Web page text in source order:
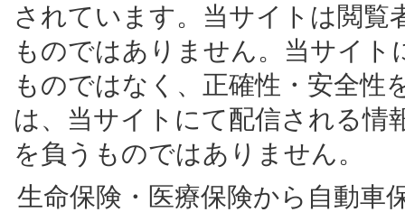
されています。当サイトは閲覧
ものではありません。当サイ
ものではなく、正確性・安全性
は、当サイトにて配信される情
を負うものではありません。
生命保険・医療保険から自動車